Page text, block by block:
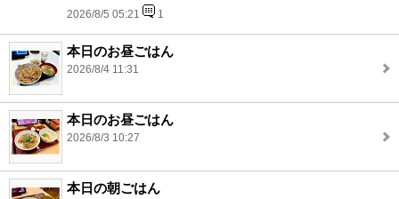
2026/8/5 05:21 1
本日のお昼ごはん
2026/8/4 11:31
本日のお昼ごはん
2026/8/3 10:27
本日の朝ごはん